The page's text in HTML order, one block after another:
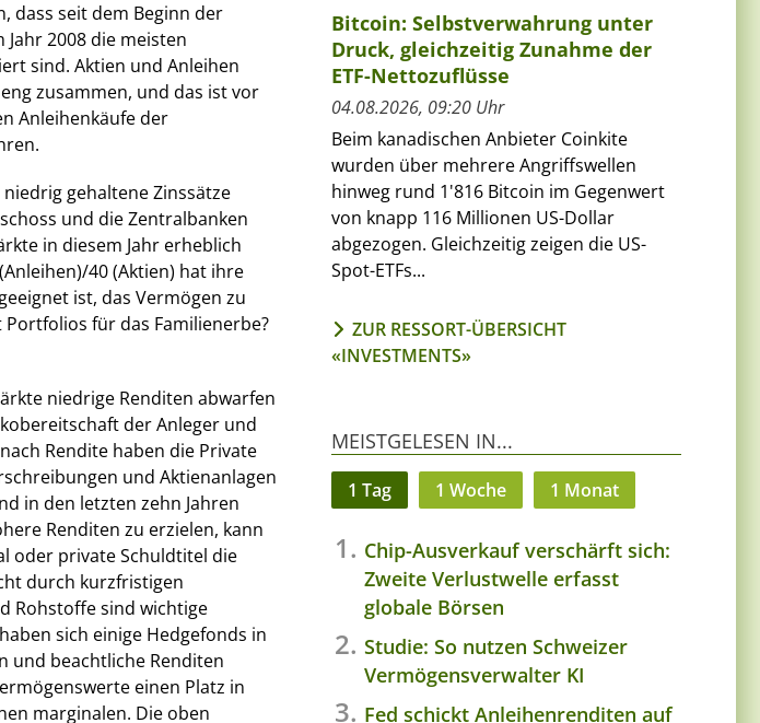
dass seit dem Beginn der
2008 die meisten
sind. Aktien und Anleihen
zusammen, und das ist vor
Anleihenkäufe der
gehaltene Zinssätze
und die Zentralbanken
in diesem Jahr erheblich
40 (Aktien) hat ihre
ist, das Vermögen zu
für das Familienerbe?
niedrige Renditen abwarfen
der Anleger und
Rendite haben die Private
und Aktienanlagen
in den letzten zehn Jahren
Renditen zu erzielen, kann
oder private Schuldtitel die
durch kurzfristigen
Rohstoffe sind wichtige
sich einige Hedgefonds in
und beachtliche Renditen
einen Platz in
marginalen. Die oben
Bitcoin: Selbstverwahrung unter
Druck, gleichzeitig Zunahme der
ETF-Nettozuflüsse
04.08.2026, 09:20 Uhr
Beim kanadischen Anbieter Coinkite
wurden über mehrere Angriffswellen
hinweg rund 1'816 Bitcoin im Gegenwert
von knapp 116 Millionen US-Dollar
abgezogen. Gleichzeitig zeigen die US-
Spot-ETFs...
ZUR RESSORT-ÜBERSICHT
«INVESTMENTS»
MEISTGELESEN IN...
1 Tag 1 Woche 1 Monat
Chip-Ausverkauf verschärft sich:
Zweite Verlustwelle erfasst
globale Börsen
Studie: So nutzen Schweizer
Vermögensverwalter KI
Fed schickt Anleihenrenditen auf